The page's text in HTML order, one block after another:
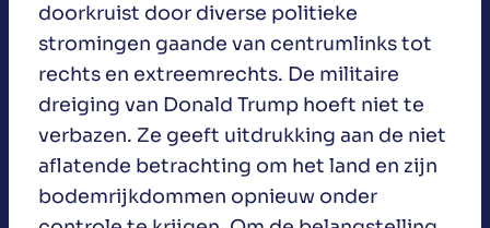
doorkruist door diverse politieke
stromingen gaande van centrumlinks tot
rechts en extreemrechts. De militaire
dreiging van Donald Trump hoeft niet te
verbazen. Ze geeft uitdrukking aan de niet
aflatende betrachting om het land en zijn
bodemrijkdommen opnieuw onder